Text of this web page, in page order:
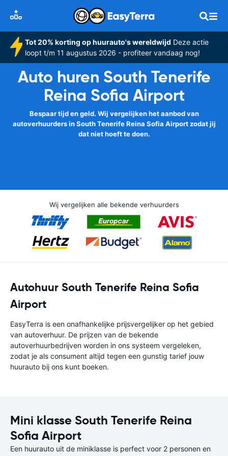
Tot 20% korting op huurauto's wereldwijd Deze actie
loopt t/m 11 augustus 2026 - profiteer vandaag nog!
Auto huren South Tenerife
Reina Sofia Airport
Bespaar tijd en geld. Wij vergelijken het aanbod van
autoverhuurders in South Tenerife Reina Sofia Airport zodat jij
dat niet hoeft te doen.
Wij vergelijken alle bekende verhuurders
Autohuur South Tenerife Reina Sofia
Airport
EasyTerra is een onafhankelijke prijsvergelijker op het gebied
van autoverhuur. De prijzen van de bekende
autoverhuurbedrijven worden in ons systeem vergeleken,
zodat je als consument altijd tegen een gunstig tarief jouw
huurauto bij ons kunt boeken.
Mini klasse South Tenerife Reina
Sofia Airport
Een huurauto uit de miniklasse is perfect voor 2 personen en